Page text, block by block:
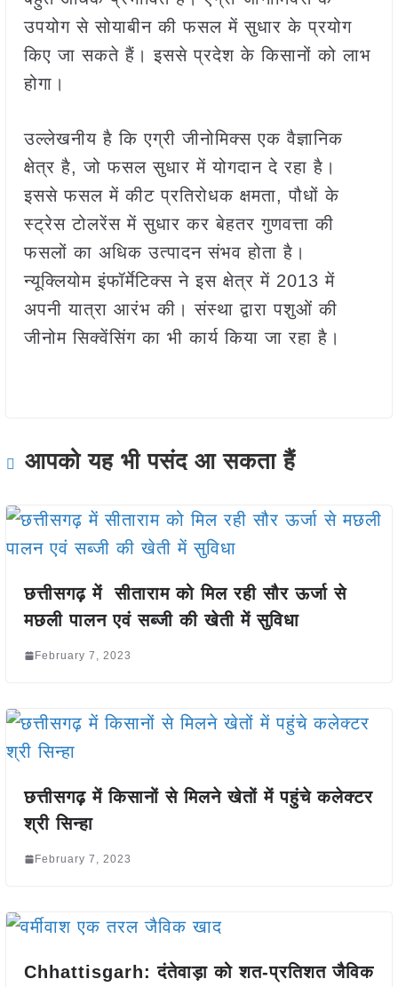
उपयोग से सोयाबीन की फसल में सुधार के प्रयोग
किए जा सकते हैं। इससे प्रदेश के किसानों को लाभ
होगा।
उल्लेखनीय है कि एग्री जीनोमिक्स एक वैज्ञानिक
क्षेत्र है, जो फसल सुधार में योगदान दे रहा है।
इससे फसल में कीट प्रतिरोधक क्षमता, पौधों के
स्ट्रेस टोलरेंस में सुधार कर बेहतर गुणवत्ता की
फसलों का अधिक उत्पादन संभव होता है।
न्यूक्लियोम इंफॉर्मेटिक्स ने इस क्षेत्र में 2013 में
अपनी यात्रा आरंभ की। संस्था द्वारा पशुओं की
जीनोम सिक्वेंसिंग का भी कार्य किया जा रहा है।
आपको यह भी पसंद आ सकता हैं
छत्तीसगढ़ में सीताराम को मिल रही सौर ऊर्जा से
मछली पालन एवं सब्जी की खेती में सुविधा
February 7, 2023
छत्तीसगढ़ में किसानों से मिलने खेतों में पहुंचे कलेक्टर
श्री सिन्हा
February 7, 2023
Chhattisgarh: दंतेवाड़ा को शत-प्रतिशत जैविक